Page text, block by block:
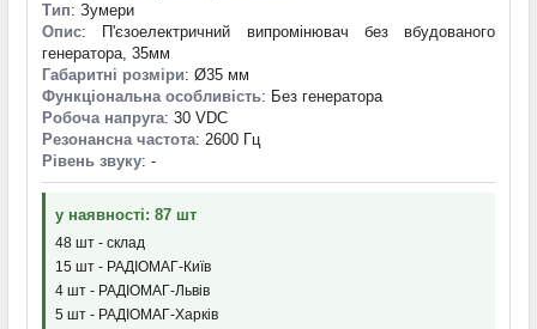
Тип: Зумери
Опис: П'єзоелектричний випромінювач без вбудованого
генератора, 35мм
Габаритні розміри: Ø35 мм
Функціональна особливість: Без генератора
Робоча напруга: 30 VDC
Резонансна частота: 2600 Гц
Рівень звуку: -
у наявності: 87 шт
48 шт - склад
15 шт - РАДІОМАГ-Київ
4 шт - РАДІОМАГ-Львів
5 шт - РАДІОМАГ-Харків